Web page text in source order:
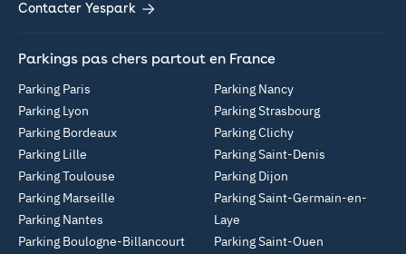
Contacter Yespark
Parkings pas chers partout en France
Parking Paris
Parking Lyon
Parking Bordeaux
Parking Lille
Parking Toulouse
Parking Marseille
Parking Nantes
Parking Boulogne-Billancourt
Parking Nancy
Parking Strasbourg
Parking Clichy
Parking Saint-Denis
Parking Dijon
Parking Saint-Germain-en-
Laye
Parking Saint-Ouen